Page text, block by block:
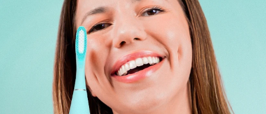
Meus aparelhos
Meus pedidos
Meus endereços
As minhas subscrições
FAQ™ Pure Beauty-Tech Elixir
issa™ Teeth Whitening Set
Deutsch
Español
Français
Italiano
Português
Svenska
Русский
简体中文 繁體中文